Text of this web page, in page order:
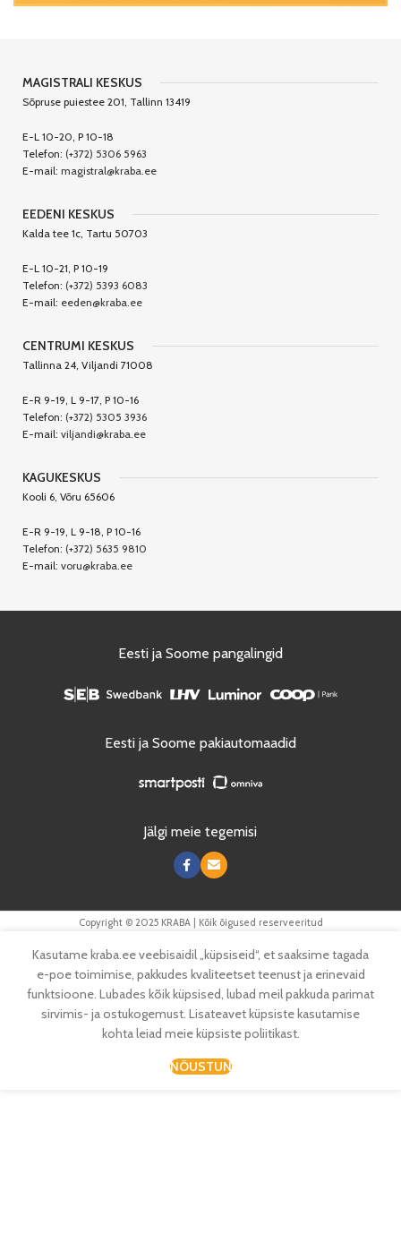
MAGISTRALI KESKUS
Sõpruse puiestee 201, Tallinn 13419
E-L 10-20, P 10-18
Telefon: (+372) 5306 5963
E-mail: magistral@kraba.ee
EEDENI KESKUS
Kalda tee 1c, Tartu 50703
E-L 10-21, P 10-19
Telefon: (+372) 5393 6083
E-mail: eeden@kraba.ee
CENTRUMI KESKUS
Tallinna 24, Viljandi 71008
E-R 9-19, L 9-17, P 10-16
Telefon: (+372) 5305 3936
E-mail: viljandi@kraba.ee
KAGUKESKUS
Kooli 6, Võru 65606
E-R 9-19, L 9-18, P 10-16
Telefon: (+372) 5635 9810
E-mail: voru@kraba.ee
Eesti ja Soome pangalingid
Eesti ja Soome pakiautomaadid
Jälgi meie tegemisi
Copyright © 2025 KRABA | Kõik õigused reserveeritud
Kasutame kraba.ee veebisaidil „küpsiseid“, et saaksime tagada
e-poe toimimise, pakkudes kvaliteetset teenust ja erinevaid
funktsioone. Lubades kõik küpsised, lubad meil pakkuda parimat
sirvimis- ja ostukogemust. Lisateavet küpsiste kasutamise
kohta leiad meie küpsiste poliitikast.
NÕUSTUN